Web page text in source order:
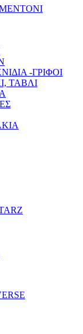
-ΓΡΙΦΟΙ
ΤΑΒΛΙ